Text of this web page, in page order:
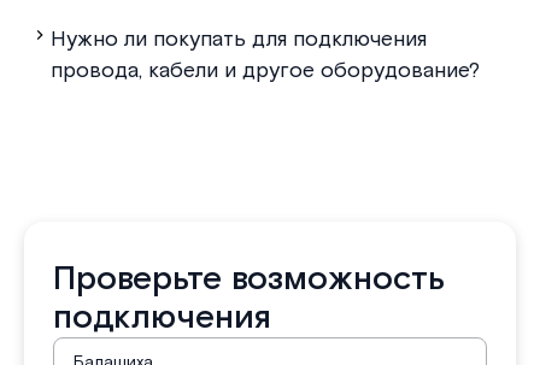
Нужно ли покупать для подключения
провода, кабели и другое оборудование?
Проверьте возможность
подключения